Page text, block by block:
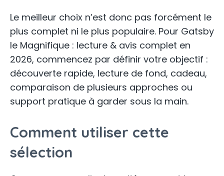
Le meilleur choix n’est donc pas forcément le
plus complet ni le plus populaire. Pour Gatsby
le Magnifique : lecture & avis complet en
2026, commencez par définir votre objectif :
découverte rapide, lecture de fond, cadeau,
comparaison de plusieurs approches ou
support pratique à garder sous la main.
Comment utiliser cette
sélection